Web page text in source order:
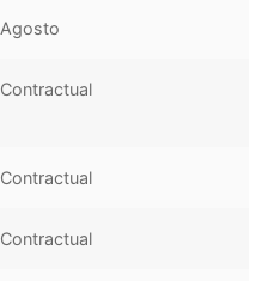
Agosto
Contractual
Contractual
Contractual